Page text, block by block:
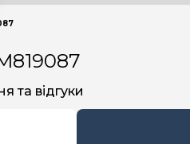
та відгуки